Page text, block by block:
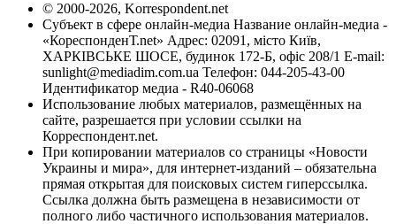
© 2000-2026, Korrespondent.net
Субъект в сфере онлайн-медиа Название онлайн-медиа -
«КореспонденТ.net» Адрес: 02091, місто Київ,
ХАРКІВСЬКЕ ШОСЕ, будинок 172-Б, офіс 208/1 E-mail:
sunlight@mediadim.com.ua Телефон: 044-205-43-00
Идентификатор медиа - R40-06068
Использование любых материалов, размещённых на
сайте, разрешается при условии ссылки на
Корреспондент.net.
При копировании материалов со страницы «Новости
Украины и мира», для интернет-изданий – обязательна
прямая открытая для поисковых систем гиперссылка.
Ссылка должна быть размещена в независимости от
полного либо частичного использования материалов.